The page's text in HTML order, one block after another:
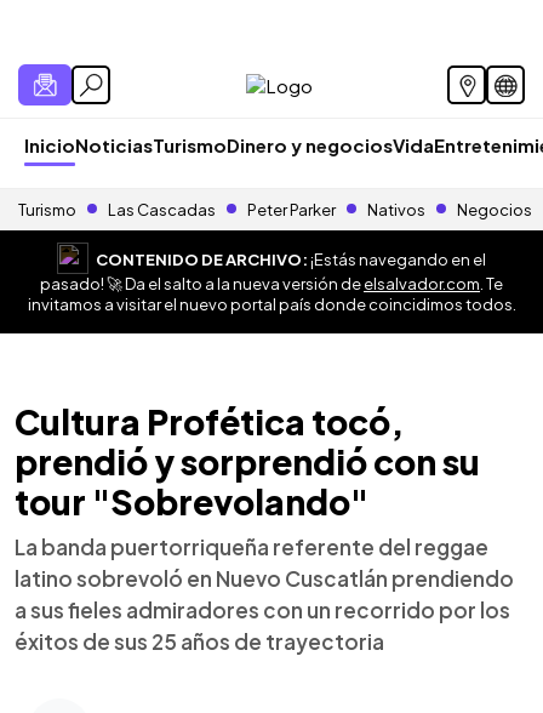
InicioNoticiasTurismoDinero y negociosVida
Turismo Las Cascadas Peter Parker Nativos Negocios
CONTENIDO DE ARCHIVO:¡Estás navegando en el
pasado! 🚀 Da el salto a la nueva versión deelsalvador.com . Te
invitamos a visitar el nuevo portal país donde coincidimos todos.
Cultura Profética tocó,
prendió y sorprendió con su
tour "Sobrevolando"
La banda puertorriqueña referente del reggae
latino sobrevoló en Nuevo Cuscatlán prendiendo
a sus fieles admiradores con un recorrido por los
éxitos de sus 25 años de trayectoria